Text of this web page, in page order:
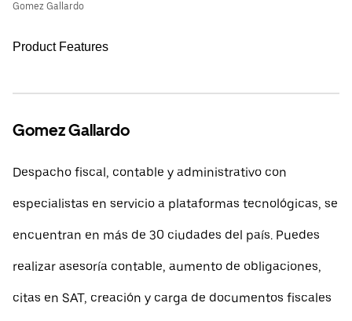
Gomez Gallardo
Product Features
Gomez Gallardo
Despacho fiscal, contable y administrativo con
especialistas en servicio a plataformas tecnológicas, se
encuentran en más de 30 ciudades del país. Puedes
realizar asesoría contable, aumento de obligaciones,
citas en SAT, creación y carga de documentos fiscales